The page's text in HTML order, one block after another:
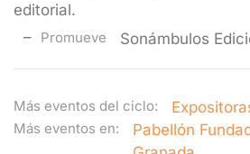
editorial.
Promueve Sonámbulos
Más eventos del ciclo:
Más eventos en:
Pabellón